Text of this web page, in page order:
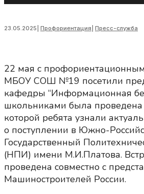
23.05.2025 Профориентация Пресс-служба
22 мая с
МБОУ СОШ №19 посетили
кафедры “Информационная
школьниками была проведена
которой ребята узнали
о поступлении в Южно-
Государственный
(НПИ) имени М.И.Платова.
проведена совместно с
Машиностроителей России.